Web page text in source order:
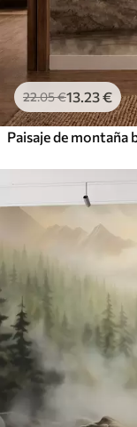
22.05€13.23€